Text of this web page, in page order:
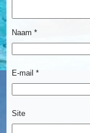
Naam *
E-mail *
Site